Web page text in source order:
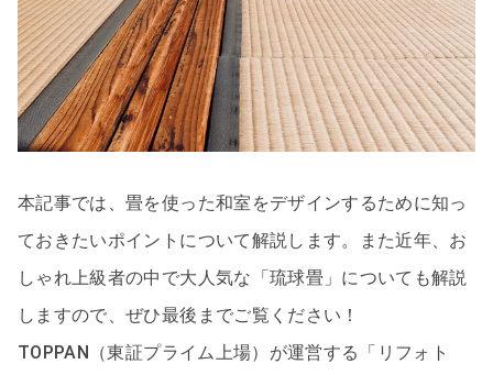
本記事では、畳を使った和室をデザインするために知っ
ておきたいポイントについて解説します。また近年、お
しゃれ上級者の中で大人気な「琉球畳」についても解説
しますので、ぜひ最後までご覧ください！
TOPPAN（東証プライム上場）が運営する「リフォト